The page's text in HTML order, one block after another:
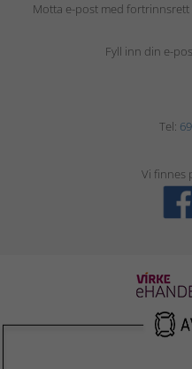
Motta e-post med
Fyll inn din e-
Tel:
Vi finnes